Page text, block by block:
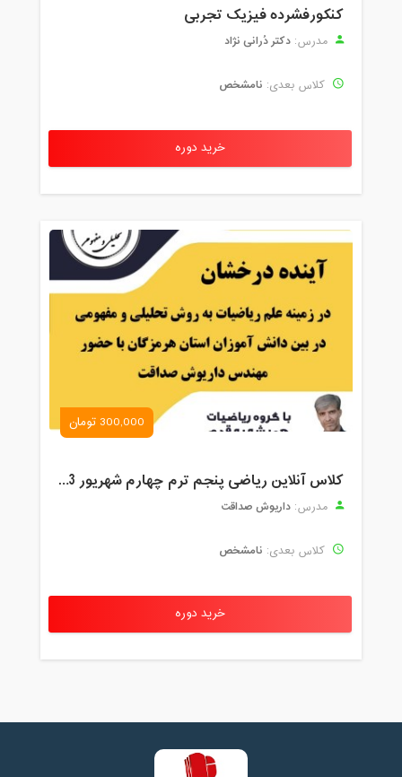
کنکورفشرده فیزیک تجربی
مدرس: دکتر دُرانی نژاد
کلاس بعدی: نامشخص
خرید دوره
300,000 تومان
کلاس آنلاین ریاضی پنجم ترم چهارم شهریور 1403
مدرس: داریوش صداقت
کلاس بعدی: نامشخص
خرید دوره